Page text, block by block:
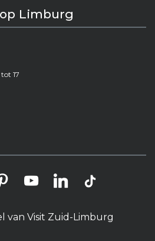
Limburg
17
van Visit Zuid-Limburg